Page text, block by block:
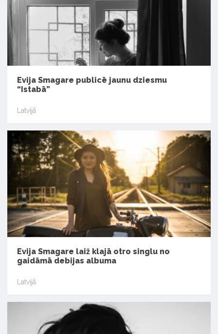
Evija Smagare publicē jaunu dziesmu
“Istabā”
Latvijā
Evija Smagare laiž klajā otro singlu no
gaidāmā debijas albuma
Latvijā